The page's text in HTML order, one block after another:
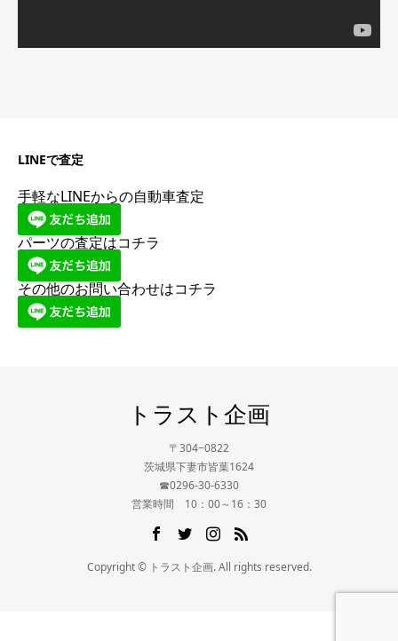
LINEで査定
手軽なLINEからの自動車査定
パーツの査定はコチラ
その他のお問い合わせはコチラ
トラスト企画
〒304−0822
茨城県下妻市皆葉1624
☎0296-30-6330
営業時間 10：00～16：30
Copyright © トラスト企画. All rights reserved.